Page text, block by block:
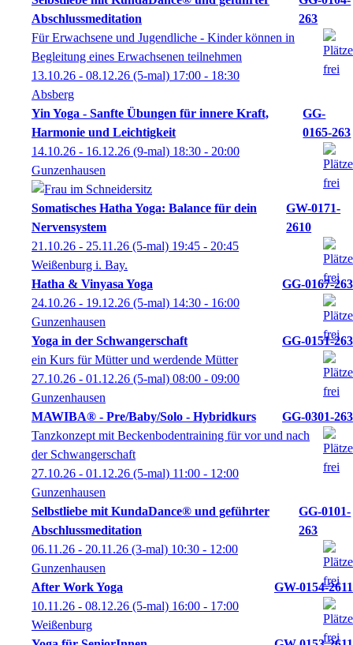
Abschlussmeditation
263
Für Erwachsene und Jugendliche - Kinder können in
Begleitung eines Erwachsenen teilnehmen
13.10.26 - 08.12.26 (5-mal) 17:00 - 18:30
Absberg
Yin Yoga - Sanfte Übungen für innere Kraft,
Harmonie und Leichtigkeit
GG-
0165-263
14.10.26 - 16.12.26 (9-mal) 18:30 - 20:00
Gunzenhausen
Somatisches Hatha Yoga: Balance für dein
Nervensystem
GW-0171-
2610
21.10.26 - 25.11.26 (5-mal) 19:45 - 20:45
Weißenburg i. Bay.
Hatha & Vinyasa Yoga
GG-0167-263
24.10.26 - 19.12.26 (5-mal) 14:30 - 16:00
Gunzenhausen
Yoga in der Schwangerschaft
GG-0151-263
ein Kurs für Mütter und werdende Mütter
27.10.26 - 01.12.26 (5-mal) 08:00 - 09:00
Gunzenhausen
MAWIBA® - Pre/Baby/Solo - Hybridkurs
GG-0301-263
Tanzkonzept mit Beckenbodentraining für vor und nach
der Schwangerschaft
27.10.26 - 01.12.26 (5-mal) 11:00 - 12:00
Gunzenhausen
Selbstliebe mit KundaDance® und geführter
Abschlussmeditation
GG-0101-
263
06.11.26 - 20.11.26 (3-mal) 10:30 - 12:00
Gunzenhausen
After Work Yoga
GW-0154-2611
10.11.26 - 08.12.26 (5-mal) 16:00 - 17:00
Weißenburg